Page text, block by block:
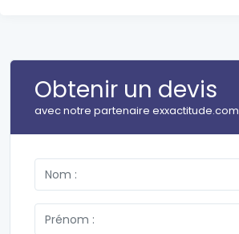
Obtenir un devis
avec notre partenaire exxactitude.com